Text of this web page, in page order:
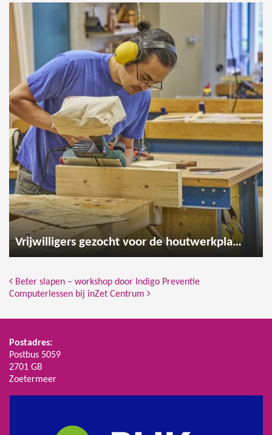
Vrijwilligers gezocht voor de houtwerkplaats
Bericht Navigatie
Beter slapen – workshop door Indigo Preventie
Computerlessen bij inZet Centrum
Postadres:
Postbus 5059
2701 GB
Zoetermeer